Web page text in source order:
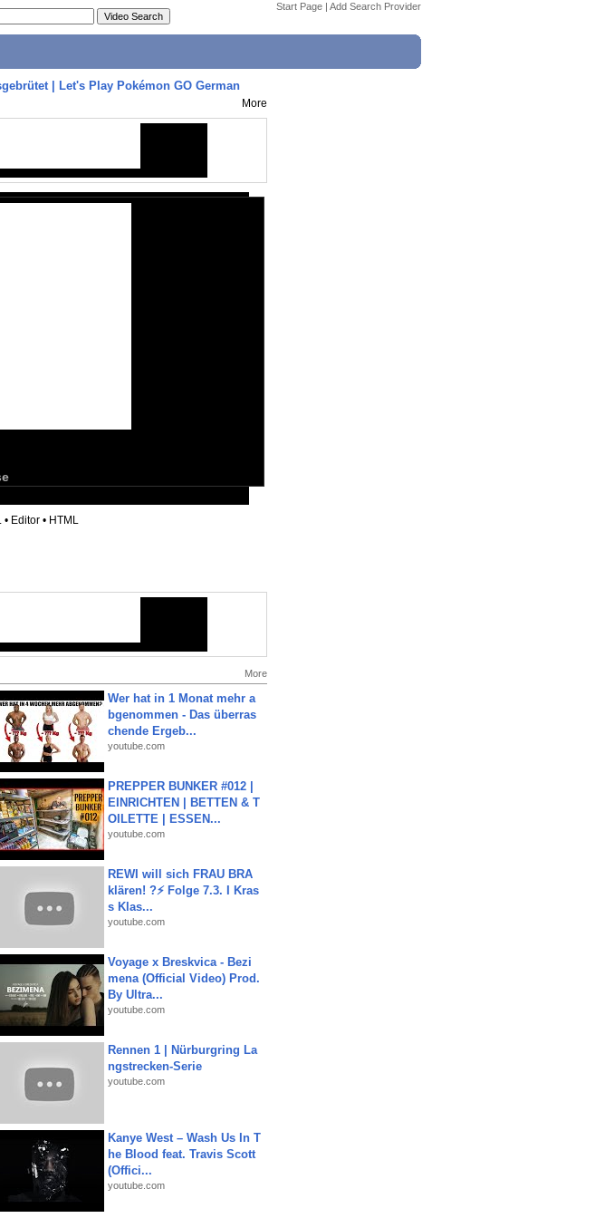
Start Page | Add Search Provider
| Let's Play Pokémon GO German
More
• Editor • HTML
More
Wer hat in 1 Monat mehr a
bgenommen - Das überras
chende Ergeb...
youtube.com
PREPPER BUNKER #012 |
EINRICHTEN | BETTEN & T
OILETTE | ESSEN...
youtube.com
REWI will sich FRAU BRA
klären! ?⚡️ Folge 7.3. I Kras
s Klas...
youtube.com
Voyage x Breskvica - Bezi
mena (Official Video) Prod.
By Ultra...
youtube.com
Rennen 1 | Nürburgring La
ngstrecken-Serie
youtube.com
Kanye West – Wash Us In T
he Blood feat. Travis Scott
(Offici...
youtube.com